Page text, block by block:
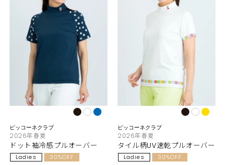
ピッコーネクラブ
2026年春夏
ドット袖冷感プルオーバー
Ladies 30%OFF
ピッコーネクラブ
2026年春夏
タイル柄UV速乾プルオーバー
Ladies 30%OFF